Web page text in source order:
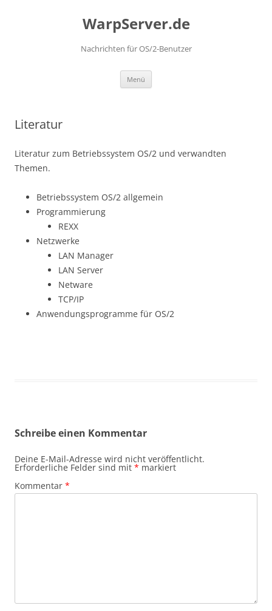
WarpServer.de
Nachrichten für OS/2-Benutzer
Menü
Literatur
Literatur zum Betriebssystem OS/2 und verwandten
Themen.
Betriebssystem OS/2 allgemein
Programmierung
REXX
Netzwerke
LAN Manager
LAN Server
Netware
TCP/IP
Anwendungsprogramme für OS/2
Schreibe einen Kommentar
Deine E-Mail-Adresse wird nicht veröffentlicht.
Erforderliche Felder sind mit * markiert
Kommentar *